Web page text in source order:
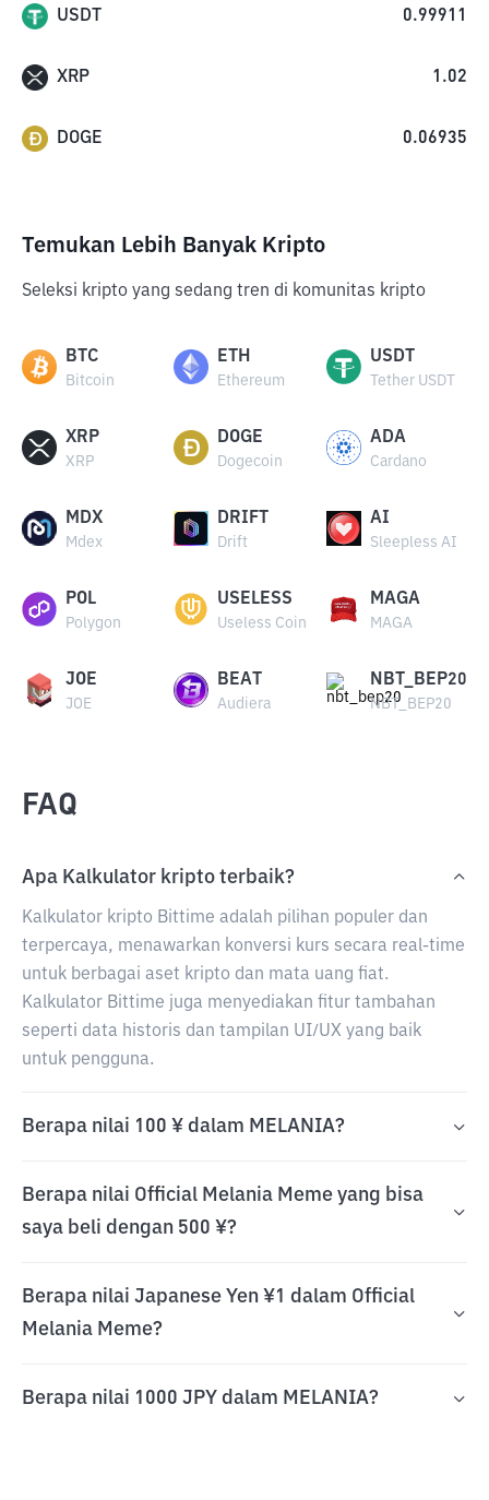
USDT 0.99911
XRP 1.02
DOGE 0.06935
Temukan Lebih Banyak Kripto
Seleksi kripto yang sedang tren di komunitas kripto
BTC
Bitcoin
ETH
Ethereum
USDT
Tether USDT
XRP
XRP
DOGE
Dogecoin
ADA
Cardano
MDX
Mdex
DRIFT
Drift
AI
Sleepless AI
POL
Polygon
USELESS
Useless Coin
MAGA
MAGA
JOE
JOE
BEAT
Audiera
NBT_BEP20
NBT_BEP20
FAQ
Apa Kalkulator kripto terbaik?
Kalkulator kripto Bittime adalah pilihan populer dan
terpercaya, menawarkan konversi kurs secara real-time
untuk berbagai aset kripto dan mata uang fiat.
Kalkulator Bittime juga menyediakan fitur tambahan
seperti data historis dan tampilan UI/UX yang baik
untuk pengguna.
Berapa nilai 100 ¥ dalam MELANIA?
Berapa nilai Official Melania Meme yang bisa
saya beli dengan 500 ¥?
Berapa nilai Japanese Yen ¥1 dalam Official
Melania Meme?
Berapa nilai 1000 JPY dalam MELANIA?